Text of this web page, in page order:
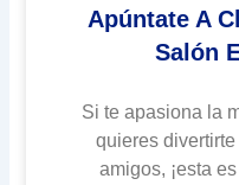
Apúntate A
Salón
Si te apasiona la
quieres
amigos, ¡esta